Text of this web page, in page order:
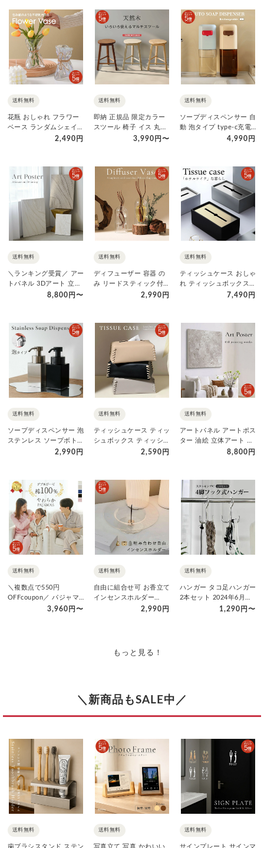
送料無料
花瓶 おしゃれ フラワー
ベース ランダムシェイプ
デザイン オーロラ ガラ
2,490円
送料無料
即納 正規品 限定カラー
スツール 椅子 イス 丸椅
子 丸イス チェア 腰掛…
3,990円〜
送料無料
ソープディスペンサー 自
動 泡タイプ type-c充電
式 オートソープディス…
4,990円
送料無料
＼ランキング受賞／ アー
トパネル 3Dアート 立体
絵画 アートポスター ウ
8,800円〜
送料無料
ディフューザー 容器 の
み リードスティック付き
入れ替え容器 ディフュー
2,990円
送料無料
ティッシュケース おしゃ
れ ティッシュボックス
かわいい ティッシュカバ
7,490円
送料無料
ソープディスペンサー 泡
ステンレス ソープボトル
陶器 ハンドソープ 泡ボ…
2,990円
送料無料
ティッシュケース ティッ
シュボックス ティッシュ
カバー ティッシュ入れ
2,590円
送料無料
アートパネル アートポス
ター 油絵 立体アート ハ
ンドメイド 立体画 絵画
8,800円
送料無料
＼複数点で550円
OFFcoupon／ パジャマ
長袖 綿100% ダブルガ…
3,960円〜
送料無料
自由に組合せ可 お香立て
インセンスホルダー
[Natty＆Co.公式] ガ…
2,990円
送料無料
ハンガー タコ足ハンガー
2本セット 2024年6月発
売 Natty&Co公…1,290円〜
もっと見る！
＼新商品もSALE中／
送料無料
歯ブラシスタンド ステン
送料無料
写真立て 写真 かわいい
送料無料
サインプレート サインマ